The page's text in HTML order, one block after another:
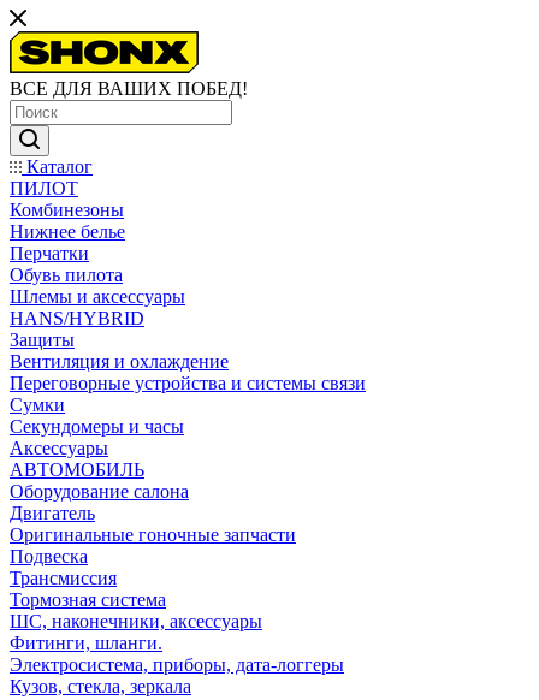
ВСЕ ДЛЯ ВАШИХ ПОБЕД!
Каталог
ПИЛОТ
Комбинезоны
Нижнее белье
Перчатки
Обувь пилота
Шлемы и аксессуары
HANS/HYBRID
Защиты
Вентиляция и охлаждение
Переговорные устройства и системы связи
Сумки
Секундомеры и часы
Аксессуары
АВТОМОБИЛЬ
Оборудование салона
Двигатель
Оригинальные гоночные запчасти
Подвеска
Трансмиссия
Тормозная система
ШС, наконечники, аксессуары
Фитинги, шланги.
Электросистема, приборы, дата-логгеры
Кузов, стекла, зеркала